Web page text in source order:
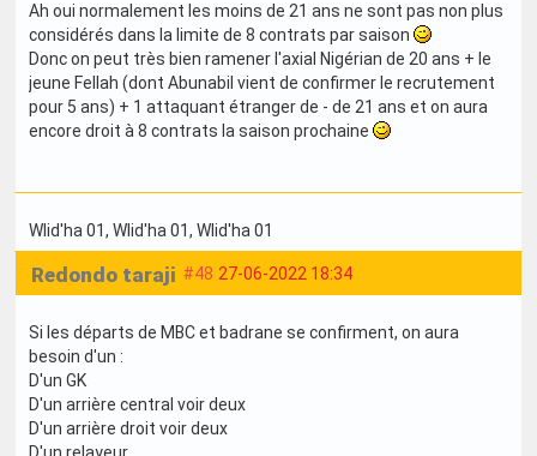
Ah oui normalement les moins de 21 ans ne sont pas non plus
considérés dans la limite de 8 contrats par saison
Donc on peut très bien ramener l'axial Nigérian de 20 ans + le
jeune Fellah (dont Abunabil vient de confirmer le recrutement
pour 5 ans) + 1 attaquant étranger de - de 21 ans et on aura
encore droit à 8 contrats la saison prochaine
Wlid'ha 01, Wlid'ha 01, Wlid'ha 01
#48 27-06-2022 18:34
Redondo taraji
Si les départs de MBC et badrane se confirment, on aura
besoin d'un :
D'un GK
D'un arrière central voir deux
D'un arrière droit voir deux